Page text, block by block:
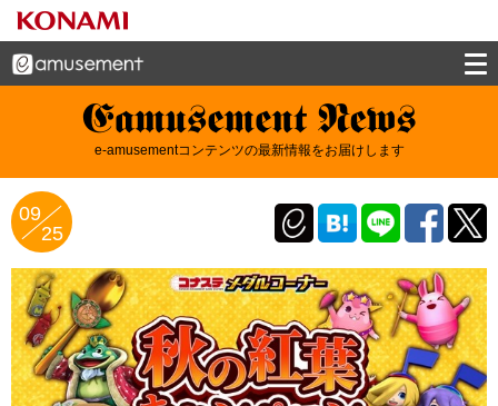
e-amusement news - イーアミューズメン
e-amusementコンテンツの最新情報をお届けします
09
25